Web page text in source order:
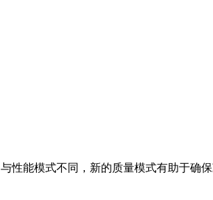
与性能模式不同，新的质量模式有助于确保